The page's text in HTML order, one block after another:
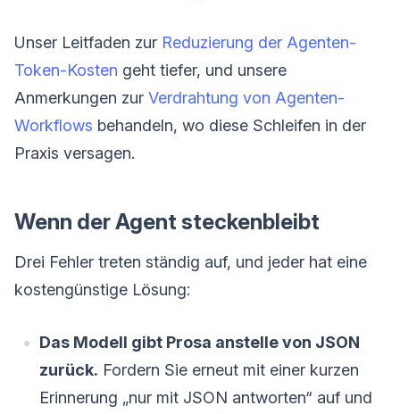
Unser Leitfaden zur Reduzierung der Agenten-
Token-Kosten geht tiefer, und unsere
Anmerkungen zur Verdrahtung von Agenten-
Workflows behandeln, wo diese Schleifen in der
Praxis versagen.
Wenn der Agent steckenbleibt
Drei Fehler treten ständig auf, und jeder hat eine
kostengünstige Lösung:
Das Modell gibt Prosa anstelle von JSON
zurück. Fordern Sie erneut mit einer kurzen
Erinnerung „nur mit JSON antworten“ auf und